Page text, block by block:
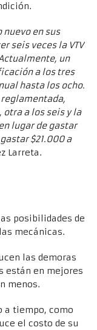
nuevo en sus
seis veces la VTV
un
a los tres
hasta los ocho.
reglamentada,
otra a los seis y la
lugar de gastar
$21.000 a
Larreta.
posibilidades de
mecánicas.
las demoras
están en mejores
menos.
a tiempo, como
el costo de su